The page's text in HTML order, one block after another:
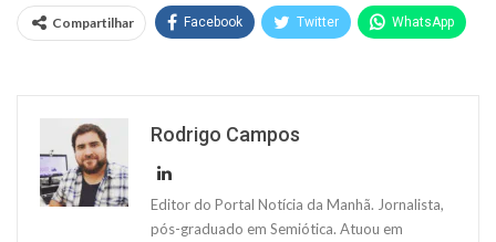
Compartilhar Facebook Twitter WhatsApp
Rodrigo Campos
Editor do Portal Notícia da Manhã. Jornalista,
pós-graduado em Semiótica. Atuou em